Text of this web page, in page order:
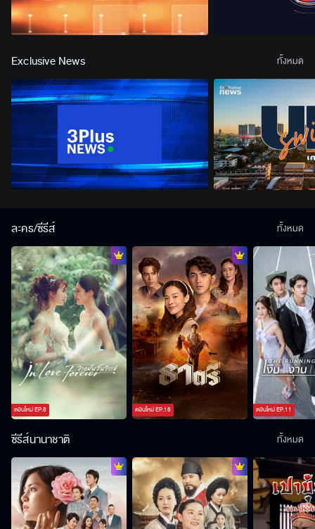
Exclusive News ทั้งหมด
ละคร/ซีรีส์
ตอนใหม่EP.8 ตอนใหม่EP.18 ตอนใหม่EP.11
ทั้งหมด
ซีรีส์นานาชาติ ทั้งหมด